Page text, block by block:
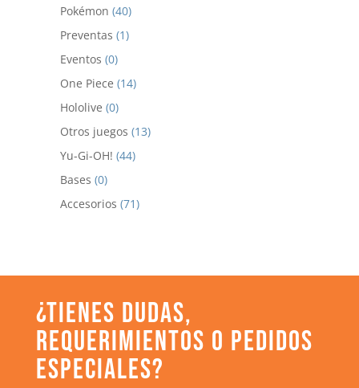
Pokémon (40)
Preventas (1)
Eventos (0)
One Piece (14)
Hololive (0)
Otros juegos (13)
Yu-Gi-OH! (44)
Bases (0)
Accesorios (71)
¿TIENES DUDAS,
REQUERIMIENTOS O PEDIDOS
ESPECIALES?